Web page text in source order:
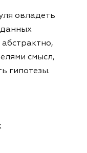
овладеть
смысл,
гипотезы.